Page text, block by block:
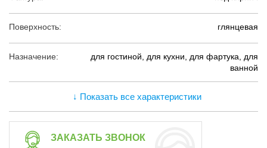
Поверхность: глянцевая
Назначение:
для гостиной, для кухни, для фартука, для
ванной
↓ Показать все характеристики
ЗАКАЗАТЬ ЗВОНОК